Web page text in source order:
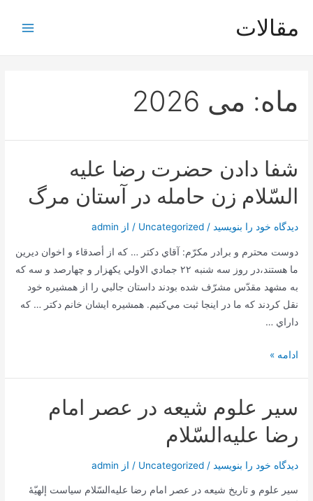
مقالات
ماه: می 2026
شفا دادن حضرت رضا عليه
السّلام زن حامله در آستان مرگ
دیدگاه‌ خود را بنویسید /
Uncategorized / از admin
دوست محترم و برادر مكرّم: آقاي دكتر … كه از أصدقاء و اخوان ديرين
ما هستند،در روز سه شنبه ٢٢ جمادي الاولي يكهزار و چهارصد و سه كه
به مشهد مقدّس مشرّف شده بودند داستان جالبي را از همشيره خود
نقل كردند كه ما در اينجا ثبت مي‌كنيم. همشيره ايشان خانم دكتر … كه
داراي …
شفا
رضا
السّلام
در
ادامه »
سير علوم‌ شيعه‌ در عصر امام‌
رضا عليه‌السّلام
دیدگاه‌ خود را بنویسید /
Uncategorized / از admin
سير علوم‌ و تاريخ‌ شيعه‌ در عصر امام‌ رضا عليه‌السّلام سياست‌ إلهيّۀ